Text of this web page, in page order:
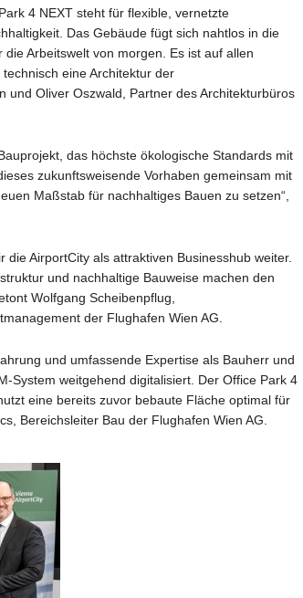
4 NEXT steht für flexible, vernetzte
Das Gebäude fügt sich nahtlos in die
Arbeitswelt von morgen. Es ist auf allen
eine Architektur der
und Oliver Oszwald, Partner des Architekturbüros
das höchste ökologische Standards mit
zukunftsweisende Vorhaben gemeinsam mit
Maßstab für nachhaltiges Bauen zu setzen“,
die AirportCity als attraktiven Businesshub weiter.
und nachhaltige Bauweise machen den
Wolfgang Scheibenpflug,
der Flughafen Wien AG.
und umfassende Expertise als Bauherr und
System weitgehend digitalisiert. Der Office Park 4
eine bereits zuvor bebaute Fläche optimal für
Bereichsleiter Bau der Flughafen Wien AG.